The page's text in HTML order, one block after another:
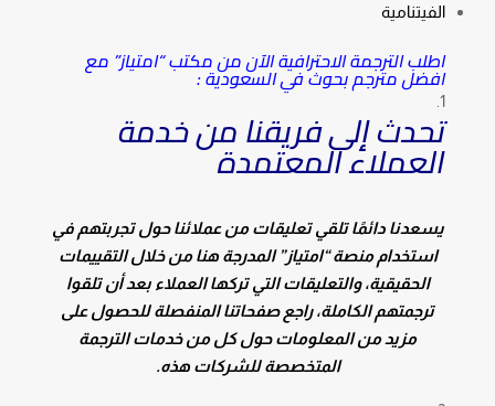
الفيتنامية
اطلب الترجمة الاحترافية الآن من مكتب “امتياز” مع
افضل مترجم بحوث في السعودية :
تحدث إلى فريقنا من خدمة
العملاء المعتمدة
يسعدنا دائمًا تلقي تعليقات من عملائنا حول تجربتهم في
استخدام منصة “امتياز” المدرجة هنا من خلال التقييمات
الحقيقية، والتعليقات التي تركها العملاء بعد أن تلقوا
ترجمتهم الكاملة، راجع صفحاتنا المنفصلة للحصول على
مزيد من المعلومات حول كل من خدمات الترجمة
المتخصصة للشركات هذه.